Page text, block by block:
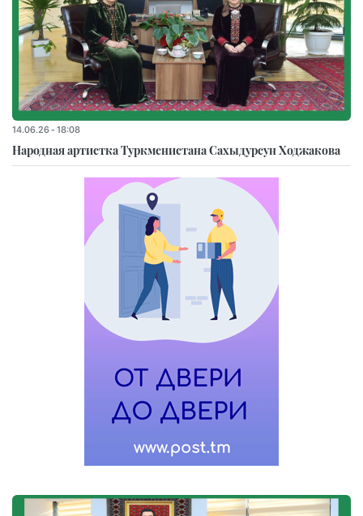
14.06.26 - 18:08
Народная артистка Туркменистана Сахыдурсун Ходжакова